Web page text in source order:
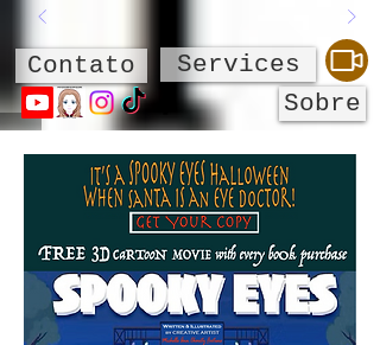
Sobre
Contato Services